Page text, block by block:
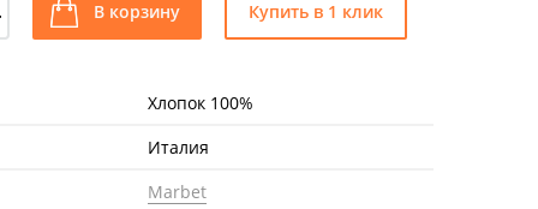
В корзину Купить в 1 клик
Хлопок 100%
Италия
Marbet